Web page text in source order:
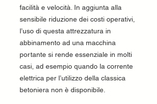
facilità e velocità. In aggiunta alla
sensibile riduzione dei costi operativi,
l’uso di questa attrezzatura in
abbinamento ad una macchina
portante si rende essenziale in molti
casi, ad esempio quando la corrente
elettrica per l’utilizzo della classica
betoniera non è disponibile.